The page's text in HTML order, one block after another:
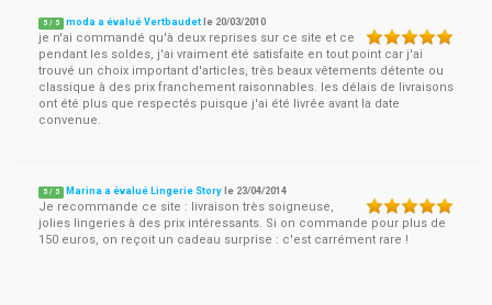
5 / 5 moda a évalué Vertbaudet le 20/03/2010
je n'ai commandé qu'à deux reprises sur ce site et ce
pendant les soldes, j'ai vraiment été satisfaite en tout point car j'ai
trouvé un choix important d'articles, très beaux vêtements détente ou
classique à des prix franchement raisonnables. les délais de livraisons
ont été plus que respectés puisque j'ai été livrée avant la date
convenue.
5 / 5 Marina a évalué Lingerie Story le 23/04/2014
Je recommande ce site : livraison très soigneuse,
jolies lingeries à des prix intéressants. Si on commande pour plus de
150 euros, on reçoit un cadeau surprise : c'est carrément rare !